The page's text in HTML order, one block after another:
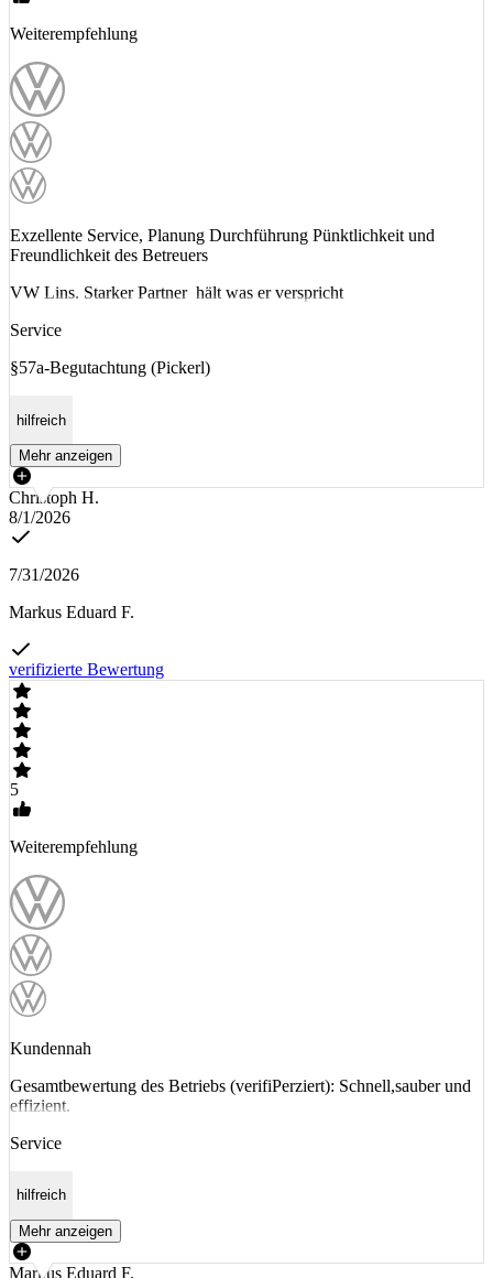
Weiterempfehlung
Exzellente Service, Planung Durchführung Pünktlichkeit und
Freundlichkeit des Betreuers
VW Lins. Starker Partner hält was er verspricht
Service
§57a-Begutachtung (Pickerl)
hilfreich
Mehr anzeigen
Christoph H.
8/1/2026
7/31/2026
Markus Eduard F.
verifizierte Bewertung
5
Weiterempfehlung
Kundennah
Gesamtbewertung des Betriebs (verifiPerziert): Schnell,sauber und
effizient.
Service
hilfreich
Mehr anzeigen
Markus Eduard F.